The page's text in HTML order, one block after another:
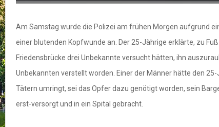
Am Samstag wurde die Polizei am frühen Morgen aufgrund
einer blutenden Kopfwunde an. Der 25-Jährige erklärte, zu
Friedensbrücke drei Unbekannte versucht hätten, ihn
Unbekannten verstellt worden. Einer der Männer hätte den
Tätern umringt, sei das Opfer dazu genötigt worden, sein
erst-versorgt und in ein Spital gebracht.